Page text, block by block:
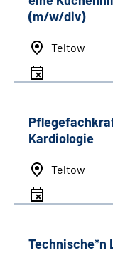
(m/w/div)
Teltow
Kardiologie
Teltow
Technische*n